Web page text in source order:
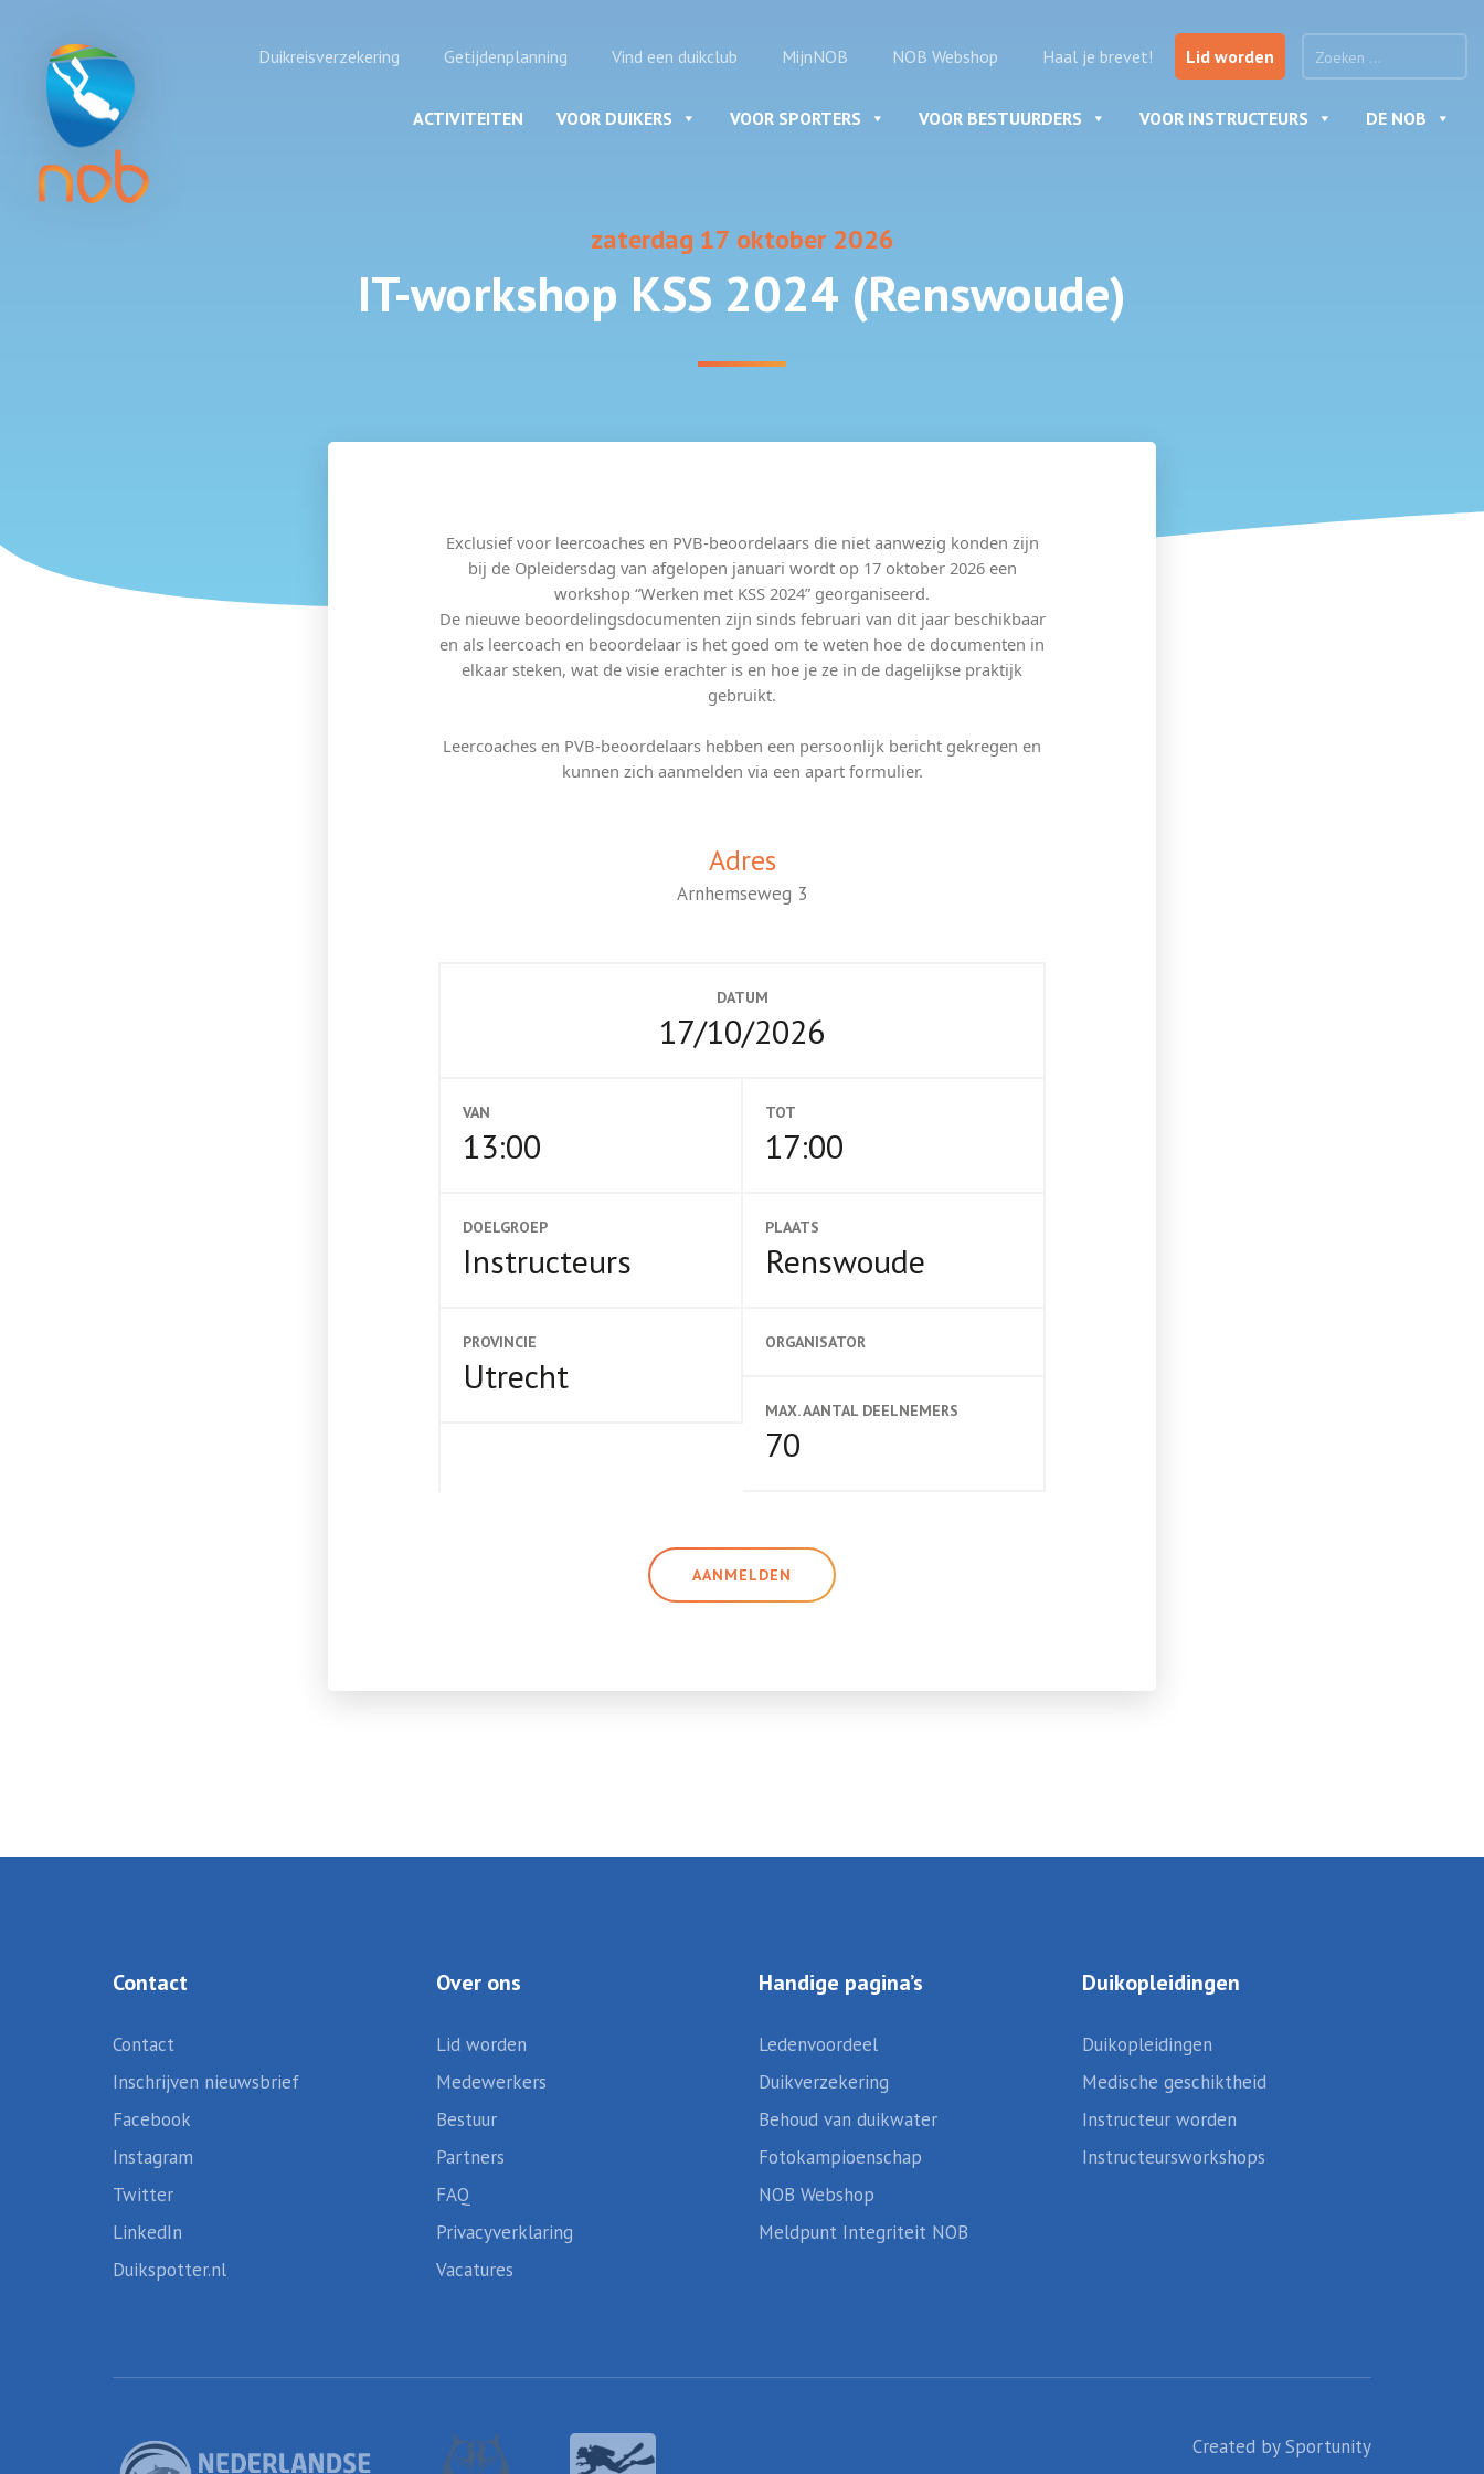
Duikreisverzekering Getijdenplanning Vind een duikclub MijnNOB NOB Webshop Haal je brevet! Lid worden
ACTIVITEITEN VOOR DUIKERS VOOR SPORTERS VOOR BESTUURDERS VOOR INSTRUCTEURS DE NOB
zaterdag 17 oktober 2026
IT-workshop KSS 2024 (Renswoude)
Exclusief voor leercoaches en PVB-beoordelaars die niet aanwezig konden zijn
bij de Opleidersdag van afgelopen januari wordt op 17 oktober 2026 een
workshop “Werken met KSS 2024” georganiseerd.
De nieuwe beoordelingsdocumenten zijn sinds februari van dit jaar beschikbaar
en als leercoach en beoordelaar is het goed om te weten hoe de documenten in
elkaar steken, wat de visie erachter is en hoe je ze in de dagelijkse praktijk
gebruikt.
Leercoaches en PVB-beoordelaars hebben een persoonlijk bericht gekregen en
kunnen zich aanmelden via een apart formulier.
Adres
Arnhemseweg 3
DATUM
17/10/2026
VAN
13:00
TOT
17:00
DOELGROEP
Instructeurs
PLAATS
Renswoude
PROVINCIE
Utrecht
ORGANISATOR
MAX. AANTAL DEELNEMERS
70
AANMELDEN
Contact
Contact
Inschrijven nieuwsbrief
Facebook
Instagram
Twitter
LinkedIn
Duikspotter.nl
Over ons
Lid worden
Medewerkers
Bestuur
Partners
FAQ
Privacyverklaring
Vacatures
Handige pagina’s
Ledenvoordeel
Duikverzekering
Behoud van duikwater
Fotokampioenschap
NOB Webshop
Meldpunt Integriteit NOB
Duikopleidingen
Duikopleidingen
Medische geschiktheid
Instructeur worden
Instructeursworkshops
Created bySportunity